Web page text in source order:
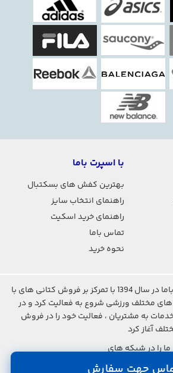
جهت سفارش
با اسپرت باما
بهترین کفش های بسکتبال
راهنمای انتخاب سایز
راهنمای خرید اسکیت
تماس باما
نحوه خرید
فروشگاه اینترنتی اسپرت باما در سال 1394 با تمرکز بر فروش کتانی های با
مختلف ورزشی شروع به فعالیت کرد و در
خدمات به مشتریان ، فعالیت خود را در فروش
آغاز کرد
ما را در شبکه های
اجتماعی دنبال کنید